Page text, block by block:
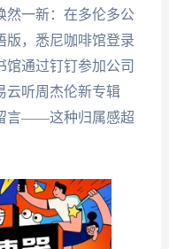
然一新：在多伦多公
版，悉尼咖啡馆登录
馆通过钉钉参加公司
云听周杰伦新专辑
言——这种归属感超